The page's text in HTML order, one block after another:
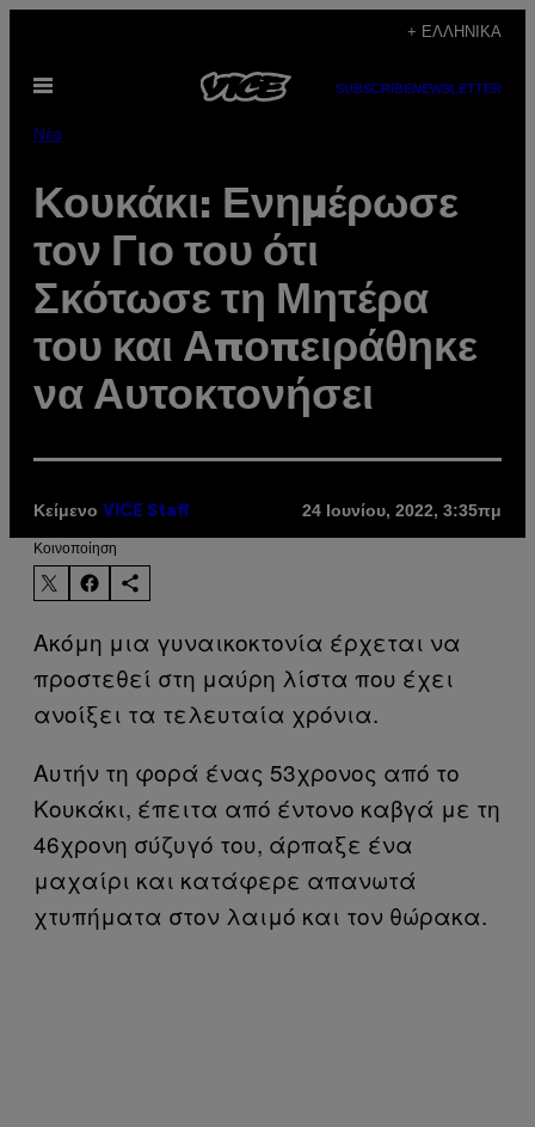
περιεχόμενο
+ ΕΛΛΗΝΙΚΆ
Ανοίξτε
SUBSCRIBENEWSLETTER
Νέα
Κουκάκι: Ενημέρωσε
τον Γιο του ότι
Σκότωσε τη Μητέρα
του και Αποπειράθηκε
να Αυτοκτονήσει
Κείμενο VICE Staff 24 Ιουνίου, 2022, 3:35πμ
Kοινοποίηση
Ακόμη μια γυναικοκτονία έρχεται να
προστεθεί στη μαύρη λίστα που έχει
ανοίξει τα τελευταία χρόνια.
Αυτήν τη φορά ένας 53χρονος από το
Κουκάκι, έπειτα από έντονο καβγά με τη
46χρονη σύζυγό του, άρπαξε ένα
μαχαίρι και κατάφερε απανωτά
χτυπήματα στον λαιμό και τον θώρακα.